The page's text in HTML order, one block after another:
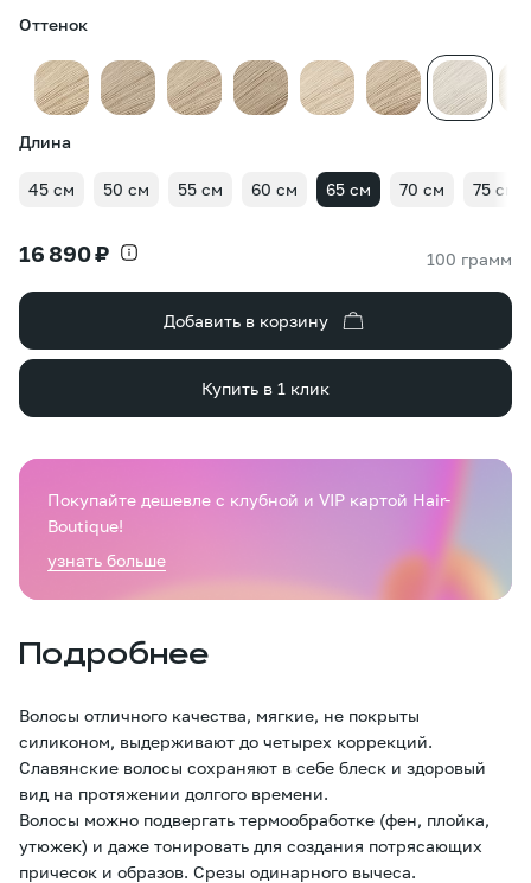
Оттенок
Длина
45 см 50 см 55 см 60 см 65 см 70 см 75 см
16 890 ₽ 100 грамм
Добавить в корзину
Купить в 1 клик
Подробнее
Волосы отличного качества, мягкие, не покрыты
силиконом, выдерживают до четырех коррекций.
Славянские волосы сохраняют в себе блеск и здоровый
вид на протяжении долгого времени.
Волосы можно подвергать термообработке (фен, плойка,
утюжек) и даже тонировать для создания потрясающих
причесок и образов. Срезы одинарного вычеса.
Покупайте дешевле с клубной и VIP картой Hair-
Boutique!
узнать больше